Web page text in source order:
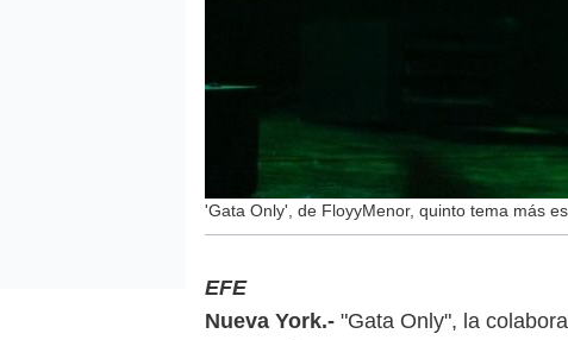
'Gata Only', de FloyyMenor, quinto tema más
EFE
Nueva York.- "Gata Only", la